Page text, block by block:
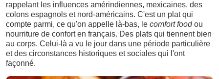
rappelant les influences amérindiennes, mexicaines, des
colons espagnols et nord-américains. C'est un plat qui
compte parmi, ce qu'on appelle là-bas, le comfort foodou
nourriture de confort en français. Des plats qui tiennent bien
au corps. Celui-là a vu le jour dans une période particulière
et des circonstances historiques et sociales qui l'ont
façonné.